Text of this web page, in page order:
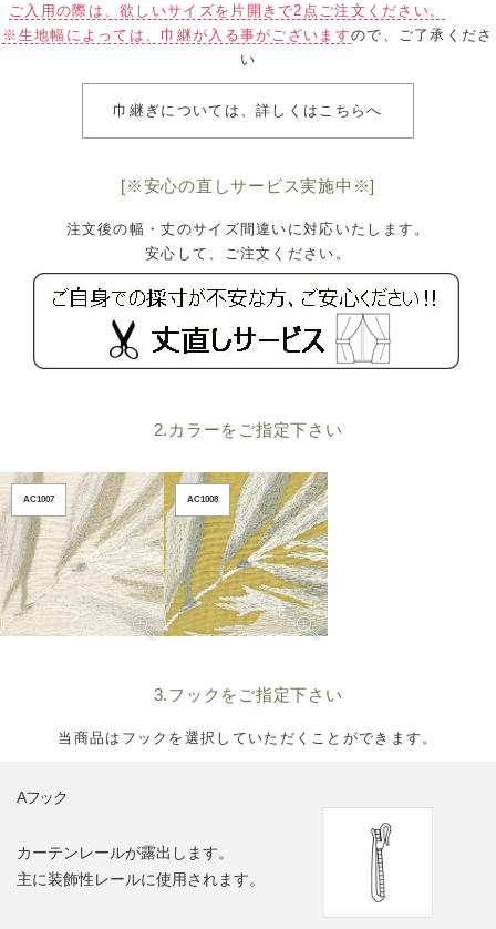
ご入用の際は、欲しいサイズを片開きで2点ご注文ください。
※生地幅によっては、巾継が入る事がございますので、ご了承くださ
い
巾継ぎについては、詳しくはこちらへ
[※安心の直しサービス実施中※]
注文後の幅・丈のサイズ間違いに対応いたします。
安心して、ご注文ください。
2.カラーをご指定下さい
AC1007 AC1008
3.フックをご指定下さい
当商品はフックを選択していただくことができます。
Aフック
カーテンレールが露出します。
主に装飾性レールに使用されます。